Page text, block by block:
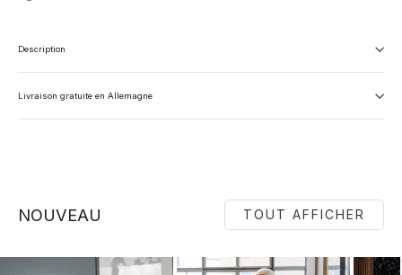
Description
Livraison gratuite en Allemagne
NOUVEAU TOUT AFFICHER